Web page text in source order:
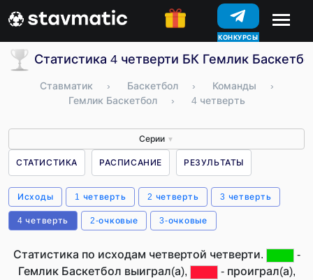
КОНКУРСЫ
Статистика 4 четверти БК Гемлик
Ставматик › Баскетбол › Команды
›
Гемлик Баскетбол
› 4 четверть
Серии ▼
СТАТИСТИКА РАСПИСАНИЕ РЕЗУЛЬТАТЫ
Исходы 1 четверть 2 четверть 3 четверть
4 четверть 2-очковые 3-очковые
Статистика по исходам четвертой четверти.
-
Гемлик Баскетбол выиграл(а),
- проиграл(а),